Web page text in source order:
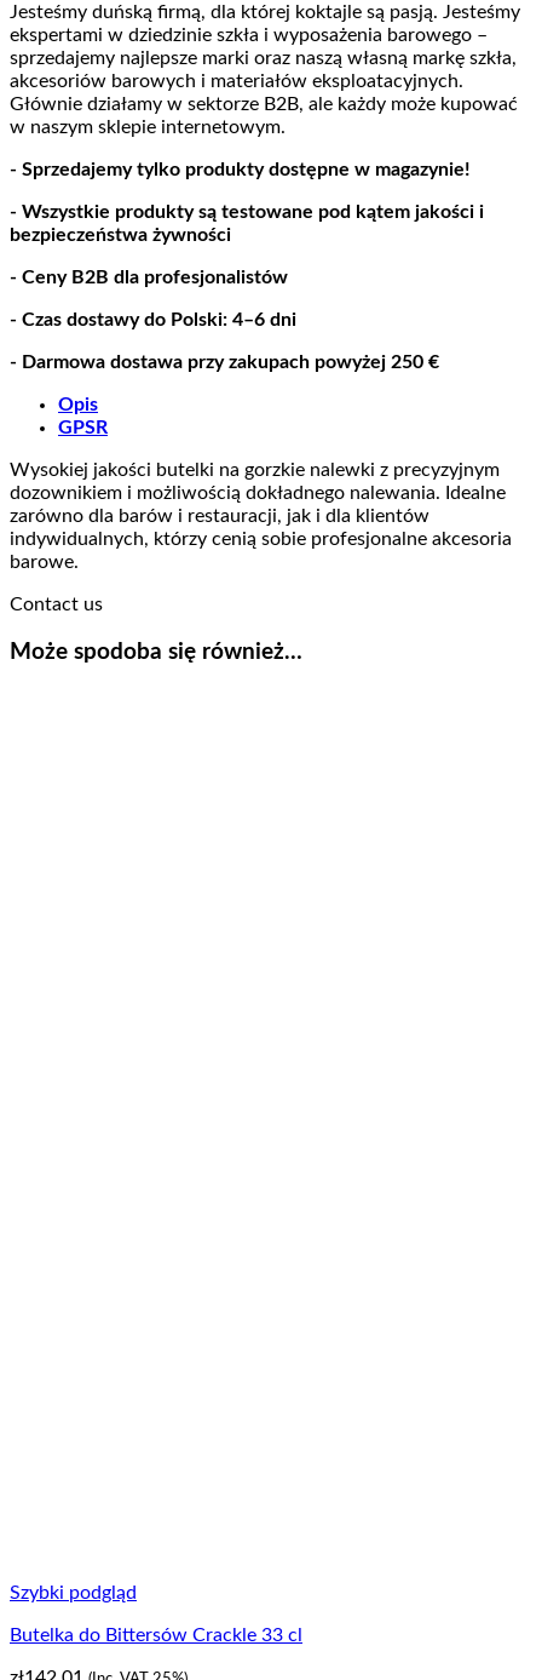
Jesteśmy duńską firmą, dla której koktajle są pasją. Jesteśmy
ekspertami w dziedzinie szkła i wyposażenia barowego –
sprzedajemy najlepsze marki oraz naszą własną markę szkła,
akcesoriów barowych i materiałów eksploatacyjnych.
Głównie działamy w sektorze B2B, ale każdy może kupować
w naszym sklepie internetowym.
- Sprzedajemy tylko produkty dostępne w magazynie!
- Wszystkie produkty są testowane pod kątem jakości i
bezpieczeństwa żywności
- Ceny B2B dla profesjonalistów
- Czas dostawy do Polski: 4–6 dni
- Darmowa dostawa przy zakupach powyżej 250 €
Opis
GPSR
Wysokiej jakości butelki na gorzkie nalewki z precyzyjnym
dozownikiem i możliwością dokładnego nalewania. Idealne
zarówno dla barów i restauracji, jak i dla klientów
indywidualnych, którzy cenią sobie profesjonalne akcesoria
barowe.
Contact us
Może spodoba się również…
Szybki podgląd
Butelka do Bittersów Crackle 33 cl